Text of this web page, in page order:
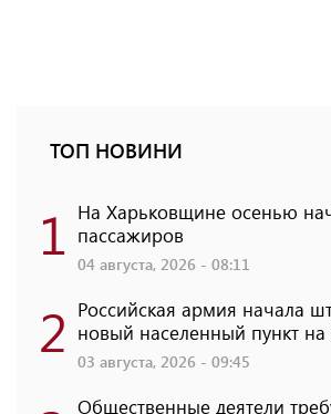
ТОП НОВИНИ
1 На Харьковщине осенью
пассажиров
04 августа, 2026 - 08:11
2 Российская армия начала
новый населенный пункт
03 августа, 2026 - 09:45
Общественные деятели